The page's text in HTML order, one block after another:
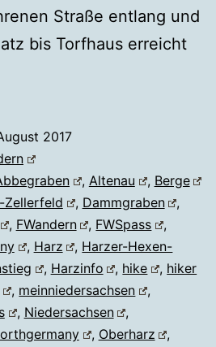
Straße entlang und
bis Torfhaus erreicht
2017
, Altenau , Berge
Zellerfeld , Dammgraben
,
, FWandern , FWSpass
,
, Harz , Harzer-Hexen-
, Harzinfo , hike , hiker
, meinniedersachsen
,
, Niedersachsen
,
, Oberharz
,